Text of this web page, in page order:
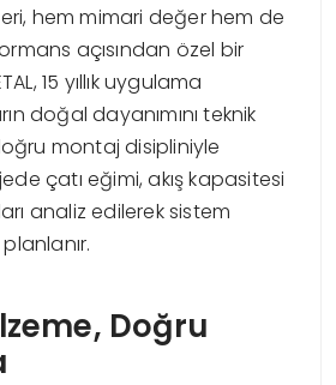
hem mimari değer hem de
açısından özel bir
15 yıllık uygulama
doğal dayanımını teknik
montaj disipliniyle
çatı eğimi, akış kapasitesi
analiz edilerek sistem
Doğru